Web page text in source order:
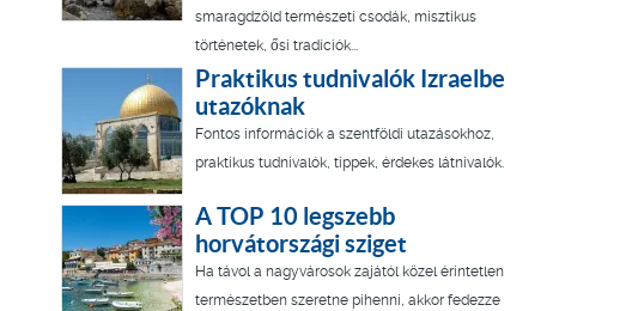
smaragdzöld természeti csodák, misztikus
történetek, ősi tradíciók...
Praktikus tudnivalók Izraelbe
utazóknak
Fontos információk a szentföldi utazásokhoz,
praktikus tudnivalók, tippek, érdekes látnivalók.
A TOP 10 legszebb
horvátországi sziget
Ha távol a nagyvárosok zajától közel érintetlen
természetben szeretne pihenni, akkor fedezze